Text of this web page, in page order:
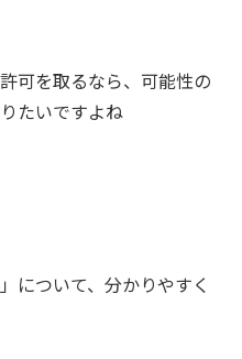
可を取るなら、可能性の
たいですよね
について、分かりやすく